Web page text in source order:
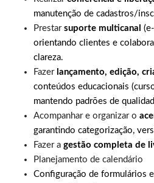
manutenção de cadastros/
Prestar suporte multicanal
orientando clientes e
clareza.
Fazer lançamento, edição,
conteúdos educacionais
mantendo padrões de
Acompanhar e organizar o
garantindo categorização,
Fazer a gestão completa de
Planejamento de calendário
Configuração de formulários